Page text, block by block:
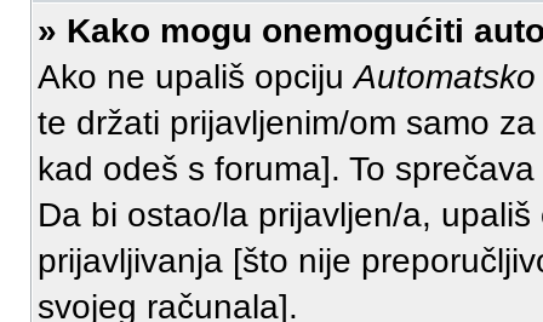
» Kako mogu onemogućiti
Ako ne upališ opciju
te držati prijavljenim/om samo
kad odeš s foruma]. To
Da bi ostao/la prijavljen/a,
prijavljivanja [što nije
svojeg računala].